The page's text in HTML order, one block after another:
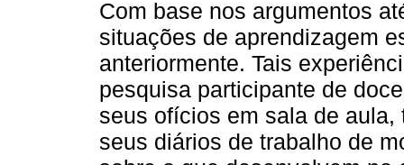
Com base nos argumentos
situações de aprendizagem
anteriormente. Tais
pesquisa participante de
seus ofícios em sala de
seus diários de trabalho de